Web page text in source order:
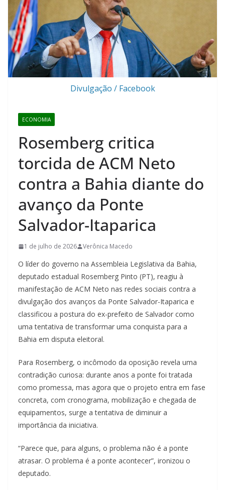
Divulgação / Facebook
ECONOMIA
Rosemberg critica
torcida de ACM Neto
contra a Bahia diante do
avanço da Ponte
Salvador-Itaparica
1 de julho de 2026 Verônica Macedo
O líder do governo na Assembleia Legislativa da Bahia,
deputado estadual Rosemberg Pinto (PT), reagiu à
manifestação de ACM Neto nas redes sociais contra a
divulgação dos avanços da Ponte Salvador-Itaparica e
classificou a postura do ex-prefeito de Salvador como
uma tentativa de transformar uma conquista para a
Bahia em disputa eleitoral.
Para Rosemberg, o incômodo da oposição revela uma
contradição curiosa: durante anos a ponte foi tratada
como promessa, mas agora que o projeto entra em fase
concreta, com cronograma, mobilização e chegada de
equipamentos, surge a tentativa de diminuir a
importância da iniciativa.
“Parece que, para alguns, o problema não é a ponte
atrasar. O problema é a ponte acontecer”, ironizou o
deputado.